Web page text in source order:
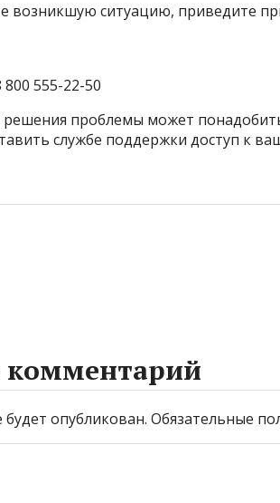
возникшую ситуацию, приведите
555-22-50
проблемы может
службе поддержки доступ к
комментарий
опубликован. Обязательные